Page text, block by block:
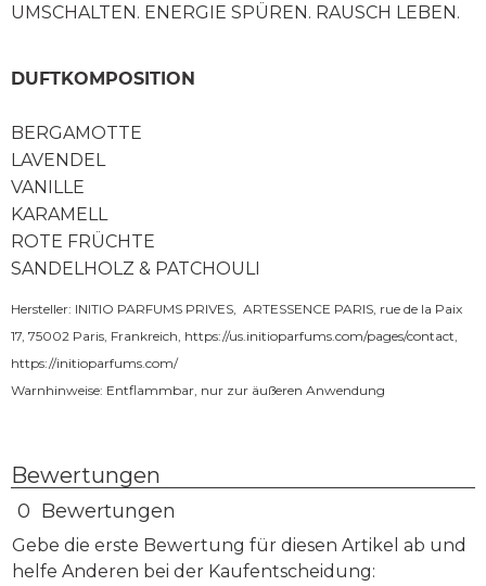
UMSCHALTEN. ENERGIE SPÜREN. RAUSCH LEBEN.
DUFTKOMPOSITION
BERGAMOTTE
LAVENDEL
VANILLE
KARAMELL
ROTE FRÜCHTE
SANDELHOLZ & PATCHOULI
Hersteller: INITIO PARFUMS PRIVES, ARTESSENCE PARIS, rue de la Paix
17, 75002 Paris, Frankreich, https://us.initioparfums.com/pages/contact
https://initioparfums.com/
Warnhinweise: Entflammbar, nur zur äußeren Anwendung
Bewertungen
0 Bewertungen
Gebe die erste Bewertung für diesen Artikel ab und
helfe Anderen bei der Kaufentscheidung: